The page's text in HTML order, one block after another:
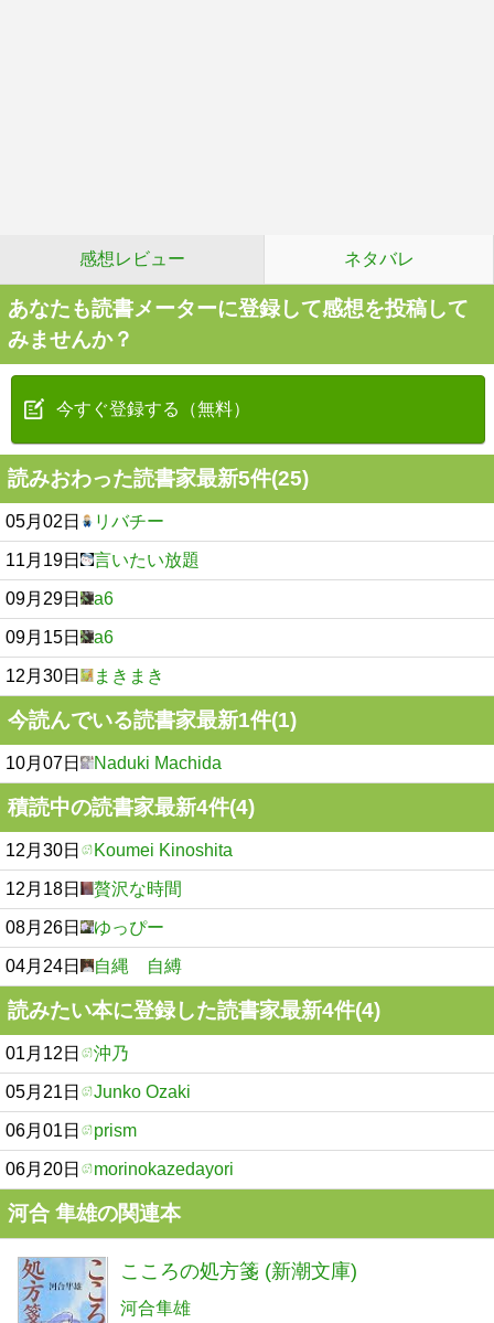
感想レビュー ネタバレ
あなたも読書メーターに登録して感想を投稿して
みませんか？
今すぐ登録する（無料）
読みおわった読書家最新5件(25)
05月02日 リバチー
11月19日 言いたい放題
09月29日 a6
09月15日 a6
12月30日 まきまき
今読んでいる読書家最新1件(1)
10月07日 Naduki Machida
積読中の読書家最新4件(4)
12月30日 Koumei Kinoshita
12月18日 贅沢な時間
08月26日 ゆっぴー
04月24日 自縄 自縛
読みたい本に登録した読書家最新4件(4)
01月12日 沖乃
05月21日 Junko Ozaki
06月01日 prism
06月20日 morinokazedayori
河合 隼雄の関連本
こころの処方箋 (新潮文庫)
河合隼雄